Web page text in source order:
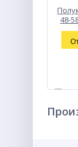
48-